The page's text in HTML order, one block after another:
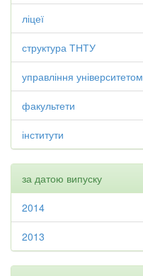
ліцеї
структура ТНТУ
управління університетом
факультети
інститути
за датою випуску
2014
2013